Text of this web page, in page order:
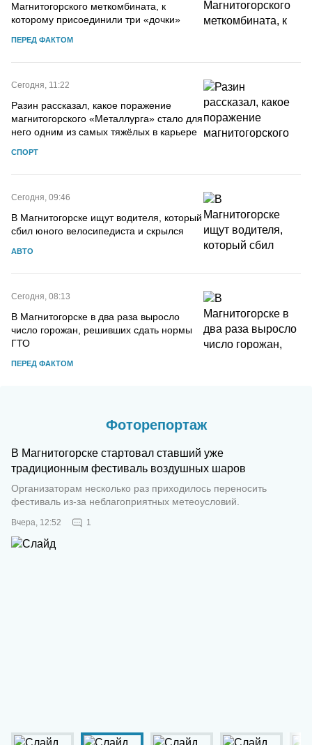
Магнитогорского меткомбината, к
которому присоединили три «дочки»
ПЕРЕД ФАКТОМ
Сегодня, 11:22
Разин рассказал, какое поражение
магнитогорского «Металлурга» стало для
него одним из самых тяжёлых в карьере
СПОРТ
Сегодня, 09:46
В Магнитогорске ищут водителя, который
сбил юного велосипедиста и скрылся
АВТО
Сегодня, 08:13
В Магнитогорске в два раза выросло
число горожан, решивших сдать нормы
ГТО
ПЕРЕД ФАКТОМ
Фоторепортаж
В Магнитогорске стартовал ставший уже
традиционным фестиваль воздушных шаров
Организаторам несколько раз приходилось переносить
фестиваль из-за неблагоприятных метеоусловий.
Вчера, 12:52 1